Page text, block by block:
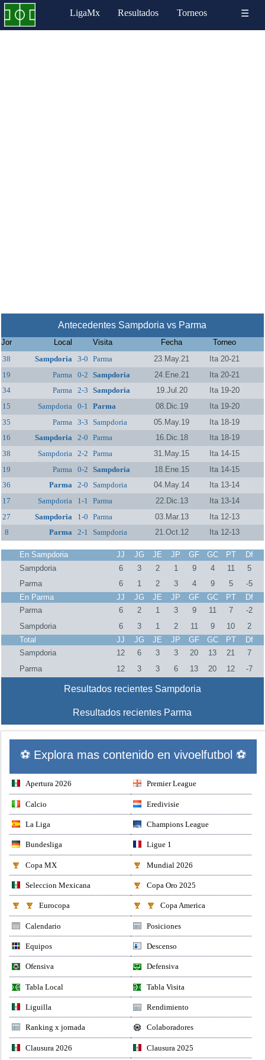
LigaMx Resultados Torneos ☰
Antecedentes Sampdoria vs Parma
Jor Local Visita Fecha
Torneo
38
Sampdoria 3-0 Parma 23.May.21
Ita 20-21
19
Parma 0-2 Sampdoria 24.Ene.21
Ita 20-21
34
Parma 2-3 Sampdoria 19.Jul.20
Ita 19-20
15
Sampdoria 0-1 Parma 08.Dic.19
Ita 19-20
35
Parma 3-3 Sampdoria 05.May.19
Ita 18-19
16
Sampdoria 2-0 Parma 16.Dic.18
Ita 18-19
38
Sampdoria 2-2 Parma 31.May.15
Ita 14-15
19
Parma 0-2 Sampdoria 18.Ene.15
Ita 14-15
36
Parma 2-0 Sampdoria 04.May.14
Ita 13-14
17
Sampdoria 1-1 Parma 22.Dic.13
Ita 13-14
27
Sampdoria 1-0 Parma 03.Mar.13
Ita 12-13
8
Parma 2-1 Sampdoria 21.Oct.12 Ita 12-13
En Sampdoria JJ JG JE JP GF GC PT
Df
Sampdoria
6 3 2 1 9 4 11
5
Parma
6 1 2 3 4 9 5
-5
En Parma
JJ JG JE JP GF GC PT
Df
Parma
6 2 1 3 9 11 7
-2
Sampdoria
6 3 1 2 11 9 10
2
Total
JJ JG JE JP GF GC PT
Df
Sampdoria
12 6 3 3 20 13 21
7
Parma
12 3 3 6 13 20 12 -7
Resultados recientes Sampdoria
Resultados recientes Parma
⚽ Explora mas contenido en vivoelfutbol ⚽
Apertura 2026 Premier League
Calcio Eredivisie
La Liga Champions League
Bundesliga Ligue 1
Copa MX Mundial 2026
Seleccion Mexicana Copa Oro 2025
Eurocopa Copa America
Calendario Posiciones
Equipos Descenso
Ofensiva Defensiva
Tabla Local Tabla Visita
Liguilla Rendimiento
Ranking x jornada Colaboradores
Clausura 2026 Clausura 2025